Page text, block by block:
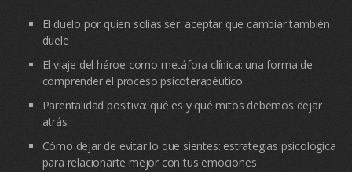
El duelo por quien solías ser: aceptar que cambiar también
duele
El viaje del héroe como metáfora clínica: una forma de
comprender el proceso psicoterapéutico
Parentalidad positiva: qué es y qué mitos debemos dejar
atrás
Cómo dejar de evitar lo que sientes: estrategias psicológicas
para relacionarte mejor con tus emociones